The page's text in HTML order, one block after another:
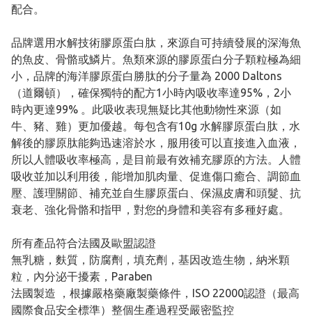
配合。
品牌選用水解技術膠原蛋白肽，來源自可持續發展的深海魚
的魚皮、骨骼或鱗片。魚類來源的膠原蛋白分子顆粒極為細
小，品牌的海洋膠原蛋白勝肽的分子量為 2000 Daltons
（道爾頓），確保獨特的配方1小時內吸收率達95%，2小
時內更達99% 。此吸收表現無疑比其他動物性來源（如
牛、豬、雞）更加優越。每包含有10g 水解膠原蛋白肽，水
解後的膠原肽能夠迅速溶於水，服用後可以直接進入血液，
所以人體吸收率極高，是目前最有效補充膠原的方法。人體
吸收並加以利用後，能增加肌肉量、促進傷口癒合、調節血
壓、護理關節、補充並自生膠原蛋白、保濕皮膚和頭髮、抗
衰老、強化骨骼和指甲，對您的身體和美容有多種好處。
所有產品符合法國及歐盟認證
無乳糖，麩質，防腐劑，填充劑，基因改造生物，納米顆
粒，內分泌干擾素，Paraben
法國製造 ，根據嚴格藥廠製藥條件，ISO 22000認證（最高
國際食品安全標準）整個生產過程受嚴密監控